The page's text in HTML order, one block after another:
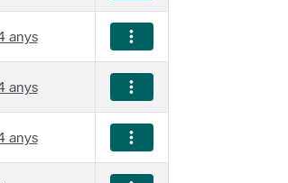
anys
anys
anys
anys